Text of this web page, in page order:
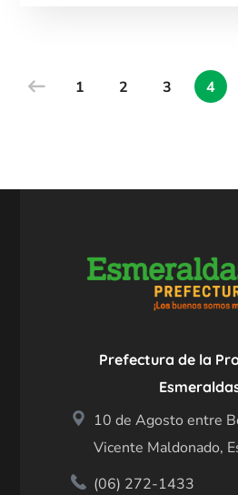
1 2 3 4
Prefectura de la
10 de Agosto entre
Vicente Maldonado,
(06) 272-1433